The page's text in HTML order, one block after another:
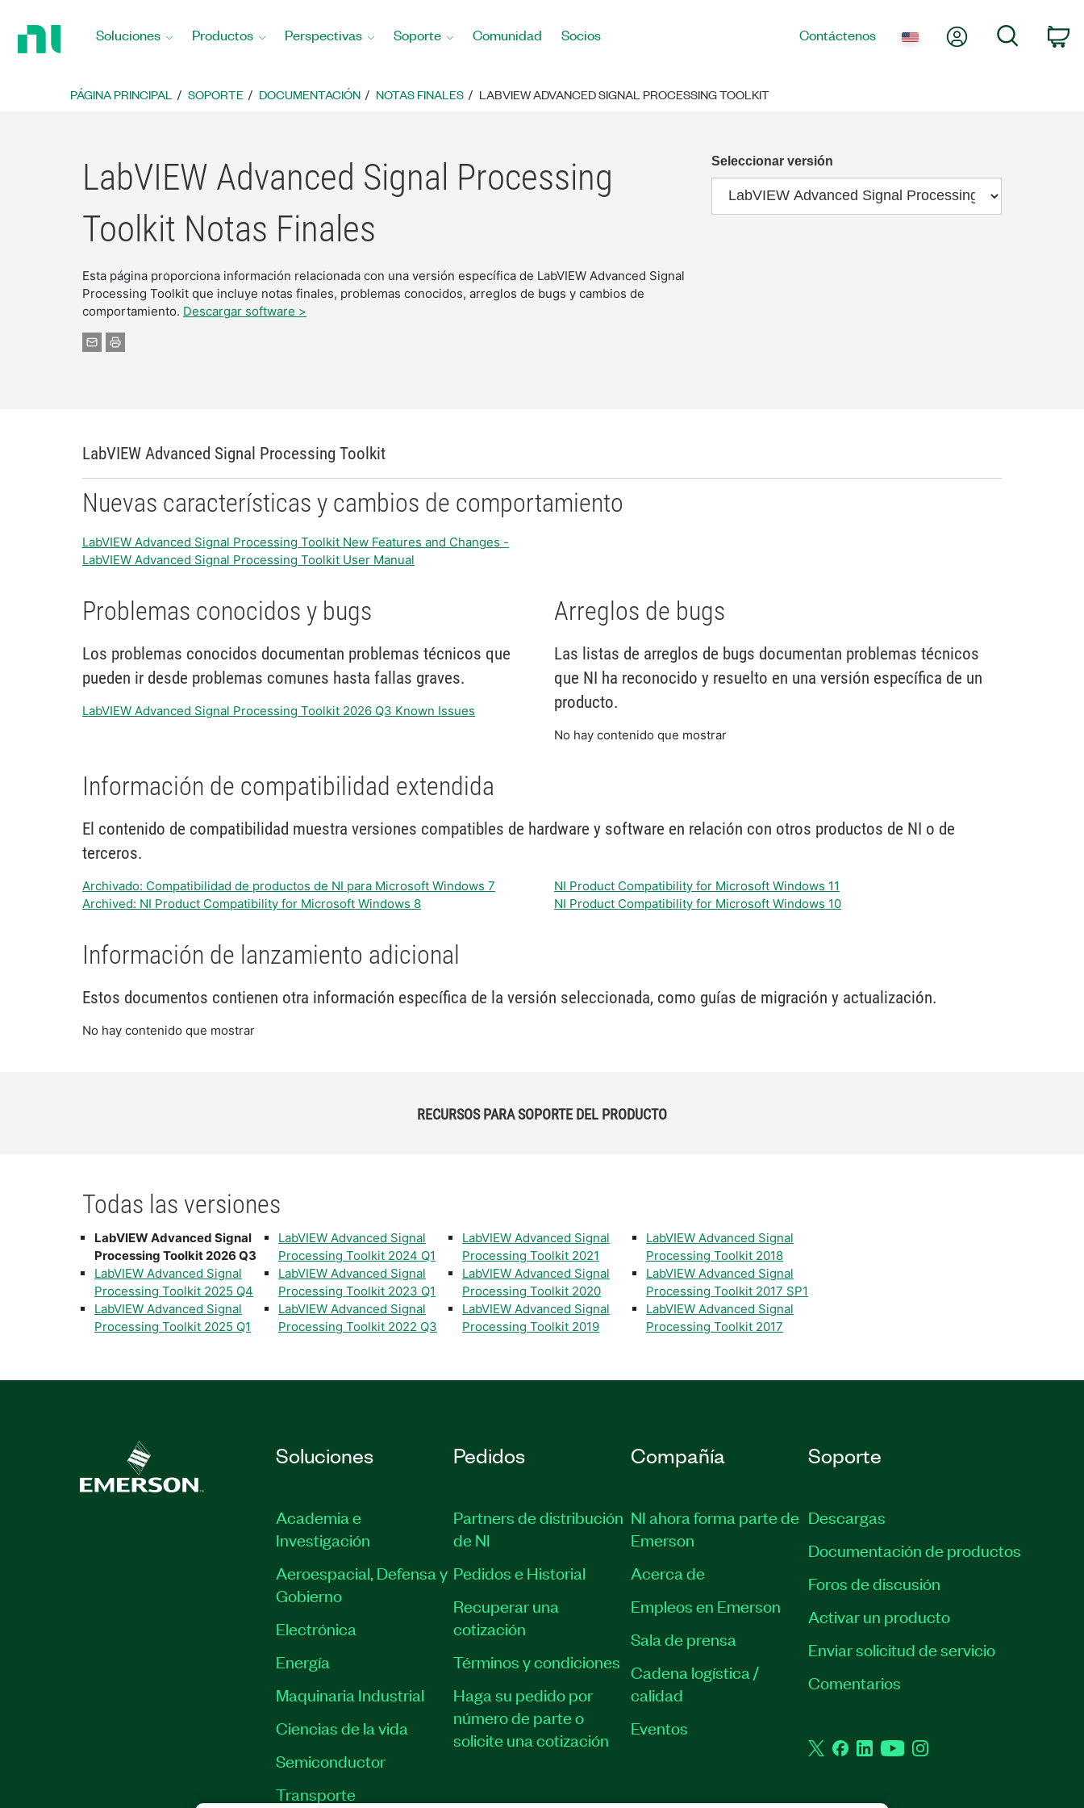
Soluciones Productos Perspectivas Soporte Comunidad Socios Contáctenos Mi cuenta Búsqueda
PÁGINA PRINCIPAL SOPORTE DOCUMENTACIÓN NOTAS FINALES LABVIEW ADVANCED SIGNAL PROCESSING TOOLKIT
LabVIEW Advanced Signal Processing
Toolkit Notas Finales
Esta página proporciona información relacionada con una versión específica de LabVIEW Advanced Signal
Processing Toolkit que incluye notas finales, problemas conocidos, arreglos de bugs y cambios de
comportamiento. Descargar software >
Seleccionar versión
LabVIEW Advanced Signal Processing Toolkit
Nuevas características y cambios de comportamiento
LabVIEW Advanced Signal Processing Toolkit New Features and Changes -
LabVIEW Advanced Signal Processing Toolkit User Manual
Problemas conocidos y bugs
Los problemas conocidos documentan problemas técnicos que
pueden ir desde problemas comunes hasta fallas graves.
LabVIEW Advanced Signal Processing Toolkit 2026 Q3 Known Issues
Arreglos de bugs
Las listas de arreglos de bugs documentan problemas técnicos
que NI ha reconocido y resuelto en una versión específica de un
producto.
No hay contenido que mostrar
Información de compatibilidad extendida
El contenido de compatibilidad muestra versiones compatibles de hardware y software en relación con otros productos de NI o de
terceros.
Archivado: Compatibilidad de productos de NI para Microsoft Windows 7
NI Product Compatibility for Microsoft Windows 11
Archived: NI Product Compatibility for Microsoft Windows 8
NI Product Compatibility for Microsoft Windows 10
Información de lanzamiento adicional
Estos documentos contienen otra información específica de la versión seleccionada, como guías de migración y actualización.
No hay contenido que mostrar
RECURSOS PARA SOPORTE DEL PRODUCTO
Todas las versiones
LabVIEW Advanced Signal
Processing Toolkit 2026 Q3
LabVIEW Advanced Signal
Processing Toolkit 2025 Q4
LabVIEW Advanced Signal
Processing Toolkit 2025 Q1
LabVIEW Advanced Signal
Processing Toolkit 2024 Q1
LabVIEW Advanced Signal
Processing Toolkit 2023 Q1
LabVIEW Advanced Signal
Processing Toolkit 2022 Q3
LabVIEW Advanced Signal
Processing Toolkit 2021
LabVIEW Advanced Signal
Processing Toolkit 2020
LabVIEW Advanced Signal
Processing Toolkit 2019
LabVIEW Advanced Signal
Processing Toolkit 2018
LabVIEW Advanced Signal
Processing Toolkit 2017 SP1
LabVIEW Advanced Signal
Processing Toolkit 2017
Soluciones
Academia e
Investigación
Aeroespacial, Defensa y
Gobierno
Electrónica
Energía
Maquinaria Industrial
Ciencias de la vida
Semiconductor
Transporte
Pedidos
Partners de distribución
de NI
Pedidos e Historial
Recuperar una
cotización
Términos y condiciones
Haga su pedido por
número de parte o
solicite una cotización
Compañía
NI ahora forma parte de
Emerson
Acerca de
Empleos en Emerson
Sala de prensa
Cadena logística /
calidad
Eventos
Soporte
Descargas
Documentación de productos
Foros de discusión
Activar un producto
Enviar solicitud de servicio
Comentarios
TwitterFacebook
LinkedInYouTubeInstagram